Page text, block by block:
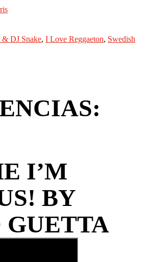
DJ Snake, I Love Reggaeton, Swedish
I’M
BY
GUETTA